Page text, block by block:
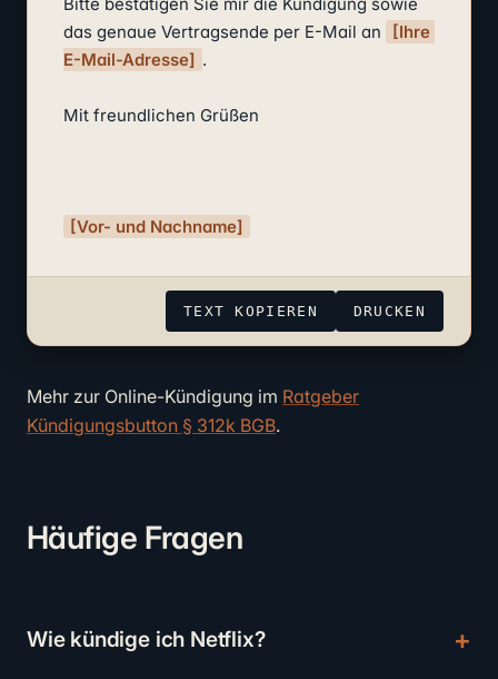
das genaue Vertragsende per E-Mail an
[Ihre
E-Mail-Adresse] .
Mit freundlichen Grüßen
[Vor- und Nachname]
TEXT KOPIEREN DRUCKEN
Mehr zur Online-Kündigung im Ratgeber
Kündigungsbutton § 312k BGB.
Häufige Fragen
Wie kündige ich Netflix?